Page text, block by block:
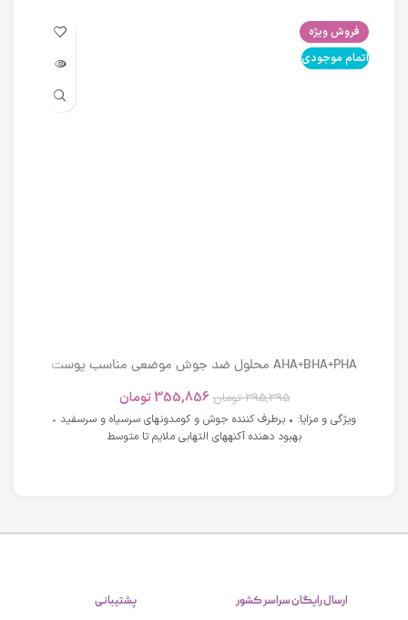
فروش ویژه
اتمام موجودی
AHA+BHA+PHA محلول ضد جوش موضعی مناسب پوست
395,395 تومان 355,856 تومان
ویژگی و مزایا: • برطرف کننده جوش و کومدونهای سرسیاه و سرسفید •
بهبود دهنده آکنههای التهابی ملایم تا متوسط